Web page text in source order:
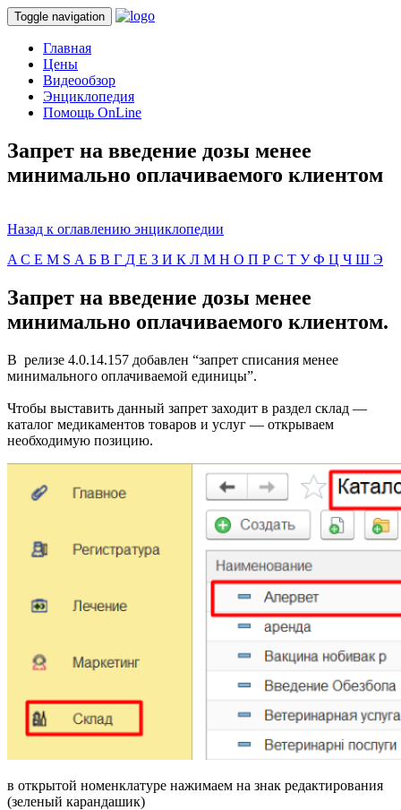
Toggle navigation
Главная
Цены
Видеообзор
Энциклопедия
Помощь OnLine
Запрет на введение дозы менее
минимально оплачиваемого клиентом
Назад к оглавлению энциклопедии
A C E M S А Б В Г Д Е З И К Л М Н О П Р С Т УФ Ц Ч Ш Э
Запрет на введение дозы менее
минимально оплачиваемого клиентом.
В релизе 4.0.14.157 добавлен “запрет списания менее
минимального оплачиваемой единицы”.
Чтобы выставить данный запрет заходит в раздел склад —
каталог медикаментов товаров и услуг — открываем
необходимую позицию.
в открытой номенклатуре нажимаем на знак редактирования
(зеленый карандашик)